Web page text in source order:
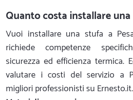
Quanto costa installare
Vuoi installare una stufa a
richiede competenze
sicurezza ed efficienza termica.
valutare i costi del servizio a
migliori professionisti su Ernesto.it.